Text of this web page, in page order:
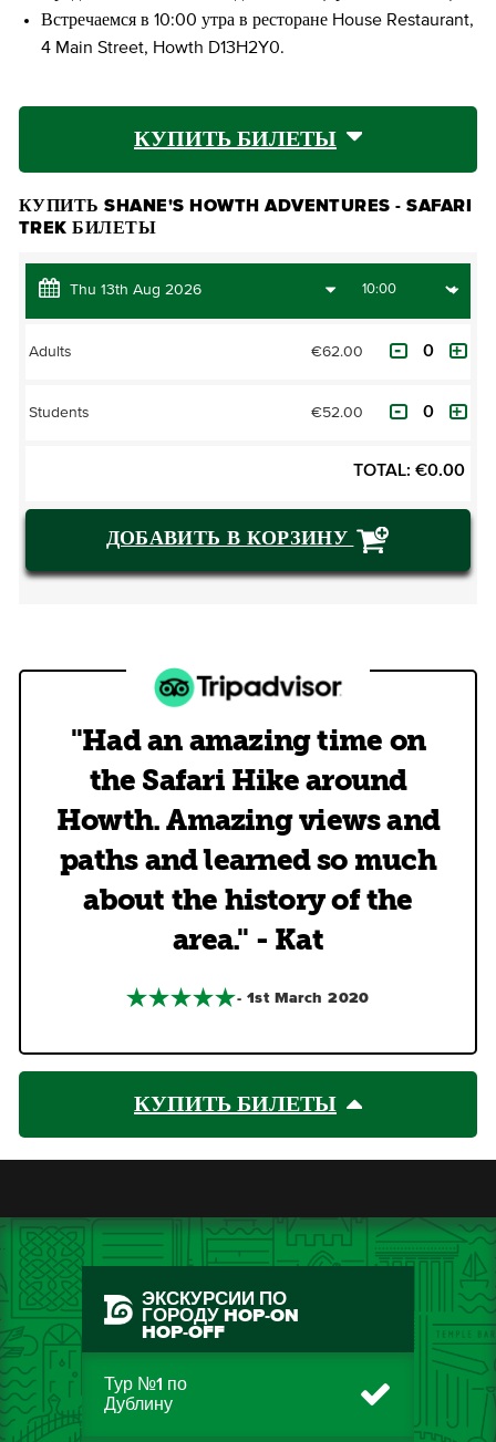
Встречаемся в 10:00 утра в ресторане House Restaurant,
4 Main Street, Howth D13H2Y0.
КУПИТЬ БИЛЕТЫ
КУПИТЬ SHANE'S HOWTH ADVENTURES - SAFARI
TREK БИЛЕТЫ
Adults €62.00
Students €52.00
TOTAL: €0.00
ДОБАВИТЬ В КОРЗИНУ
"Had an amazing time on
the Safari Hike around
Howth. Amazing views and
paths and learned so much
about the history of the
area." - Kat
- 1st March 2020
КУПИТЬ БИЛЕТЫ
ЭКСКУРСИИ ПО
ГОРОДУ HOP-ON
HOP-OFF
Тур №1 по
Дублину